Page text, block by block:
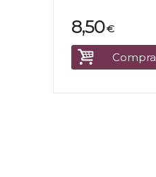
€
8,50
Compra